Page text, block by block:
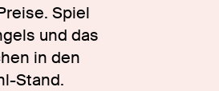
Spiel
und das
in den
Stand.